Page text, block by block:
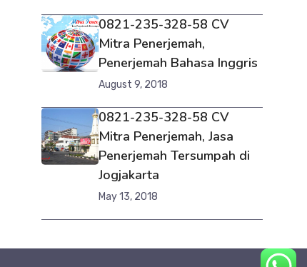
0821-235-328-58 CV
Mitra Penerjemah,
Penerjemah Bahasa Inggris
August 9, 2018
0821-235-328-58 CV
Mitra Penerjemah, Jasa
Penerjemah Tersumpah di
Jogjakarta
May 13, 2018